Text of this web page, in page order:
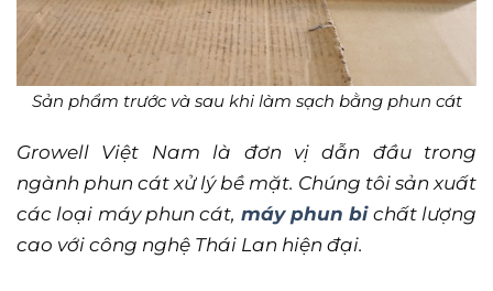
Sản phẩm trước và sau khi làm sạch bằng phun cát
Growell Việt Nam là đơn vị dẫn đầu trong
ngành phun cát xử lý bề mặt. Chúng tôi sản xuất
các loại máy phun cát, máy phun bichất lượng
cao với công nghệ Thái Lan hiện đại.